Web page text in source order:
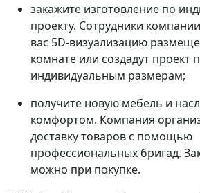
закажите изготовление по
проекту. Сотрудники
вас 5D-визуализацию
комнате или создадут проект
индивидуальным размерам;
получите новую мебель и
комфортом. Компания
доставку товаров с помощью
профессиональных бригад.
можно при покупке.